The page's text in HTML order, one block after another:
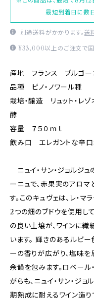
最短到着日に数
別途送料がかかります。送
¥33,000以上のご注文で国
産地 フランス ブルゴー
品種 ピノ・ノワール種
栽培・醸造 リュット・レゾ
酵
容量 ７５０ｍｌ
飲み口 エレガントな辛
ニュイ・サン・ジョルジ
ーニュで、赤果実のアロ
す。このキュヴェは、レ・マ
2つの畑のブドウを使用し
の良い土壌が、ワインに繊
います。 輝きのあるルビー
ーの香りが広がり、塩味
余韻を包みます。ロベール
がらも、ニュイ・サン・ジ
期熟成に耐えるワイン造り